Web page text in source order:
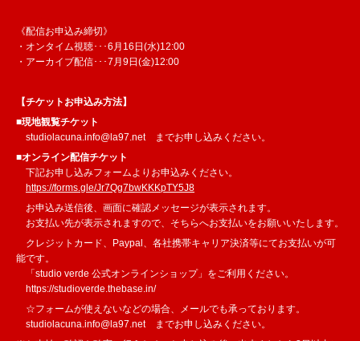
《配信お申込み締切》
・オンタイム視聴･･･6月16日(水)12:00
・アーカイブ配信･･･7月9日(金)12:00
【チケットお申込み方法】
■現地観覧チケット
studiolacuna.info@la97.netまでお申し込みください。
■オンライン配信チケット
下記お申し込みフォームよりお申込みください。
https://forms.gle/Jr7Qg7bwKKKpTY5J8
お申込み送信後、画面に確認メッセージが表示されます。
お支払い先が表示されますので、そちらへお支払いをお願いいたします。
クレジットカード、Paypal、各社携帯キャリア決済等にてお支払いが可
能です。
「studio verde 公式オンラインショップ」をご利用ください。
https://studioverde.thebase.in/
☆フォームが使えないなどの場合、メールでも承っております。
studiolacuna.info@la97.netまでお申し込みください。